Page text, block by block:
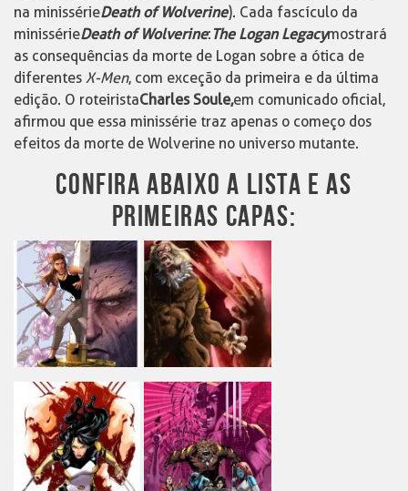
na minissérieDeath of Wolverine). Cada fascículo da
minissérieDeath of Wolverine: The Logan Legacymostrará
as consequências da morte de Logan sobre a ótica de
diferentes X-Men, com exceção da primeira e da última
edição. O roteiristaCharles Soule,em comunicado oficial,
afirmou que essa minissérie traz apenas o começo dos
efeitos da morte de Wolverine no universo mutante.
CONFIRA ABAIXO A LISTA E AS
PRIMEIRAS CAPAS: